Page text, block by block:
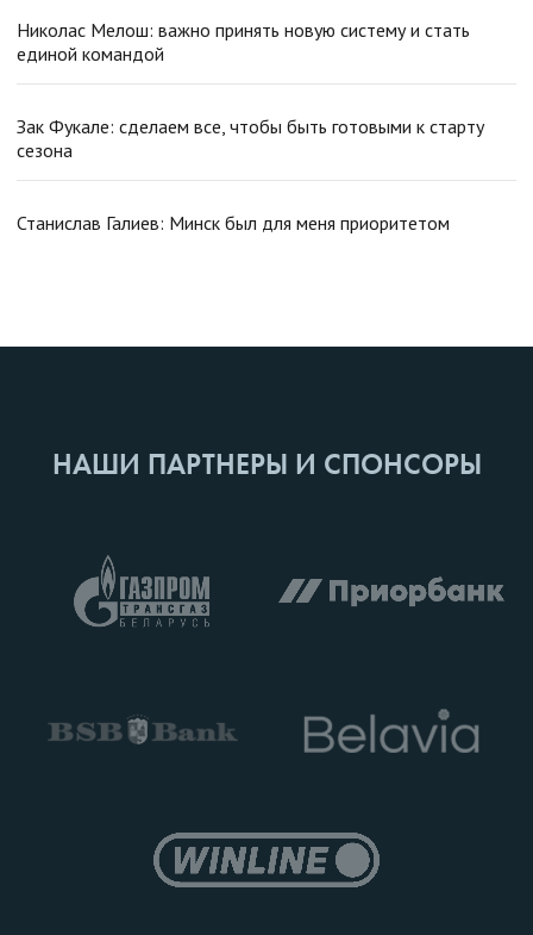
Николас Мелош: важно принять новую систему и стать
единой командой
Зак Фукале: сделаем все, чтобы быть готовыми к старту
сезона
Станислав Галиев: Минск был для меня приоритетом
НАШИ ПАРТНЕРЫ И СПОНСОРЫ